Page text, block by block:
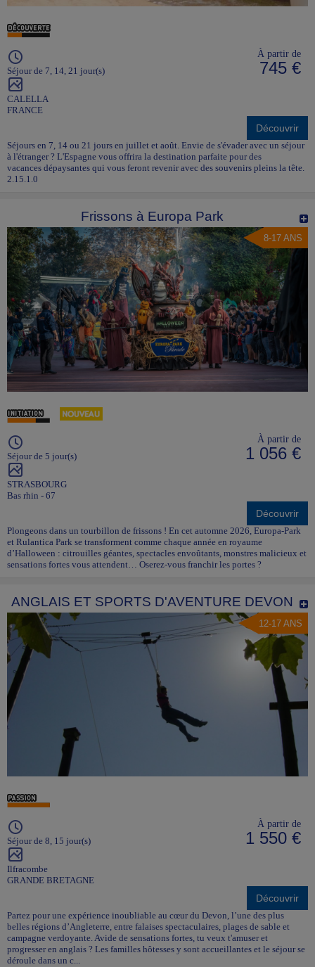
Séjour de 7, 14, 21 jour(s)
CALELLA
FRANCE
À partir de
745 €
Découvrir
Séjours en 7, 14 ou 21 jours en juillet et août. Envie de s'évader avec un séjour
à l'étranger ? L'Espagne vous offrira la destination parfaite pour des
vacances dépaysantes qui vous feront revenir avec des souvenirs pleins la tête.
2.15.1.0
Frissons à Europa Park
8-17 ANS
Séjour de 5 jour(s)
STRASBOURG
Bas rhin - 67
À partir de
1 056 €
Découvrir
Plongeons dans un tourbillon de frissons ! En cet automne 2026, Europa-Park
et Rulantica Park se transforment comme chaque année en royaume
d’Halloween : citrouilles géantes, spectacles envoûtants, monstres malicieux et
sensations fortes vous attendent… Oserez-vous franchir les portes ?
ANGLAIS ET SPORTS D'AVENTURE DEVON
12-17 ANS
Séjour de 8, 15 jour(s)
Ilfracombe
GRANDE BRETAGNE
À partir de
1 550 €
Découvrir
Partez pour une expérience inoubliable au cœur du Devon, l’une des plus
belles régions d’Angleterre, entre falaises spectaculaires, plages de sable et
campagne verdoyante. Avide de sensations fortes, tu veux t'amuser et
progresser en anglais ? Les familles hôtesses y sont accueillantes et le séjour se
déroule dans un c...